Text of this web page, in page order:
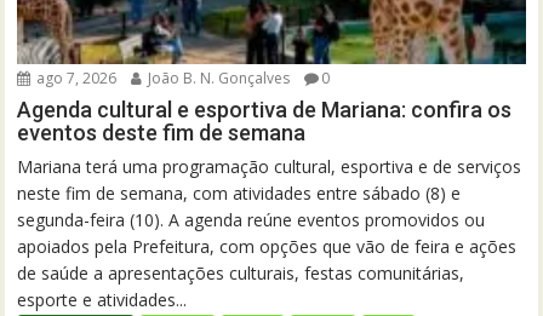
ago 7, 2026 João B. N. Gonçalves 0
Agenda cultural e esportiva de Mariana: confira os
eventos deste fim de semana
Mariana terá uma programação cultural, esportiva e de serviços
neste fim de semana, com atividades entre sábado (8) e
segunda-feira (10). A agenda reúne eventos promovidos ou
apoiados pela Prefeitura, com opções que vão de feira e ações
de saúde a apresentações culturais, festas comunitárias,
esporte e atividades...